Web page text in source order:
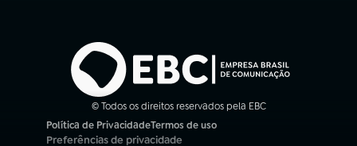
© Todos os direitos reservados pela EBC
Política de Privacidade
(abre em nova aba)
Termos de uso
(abre em nova aba)
Preferências de privacidade